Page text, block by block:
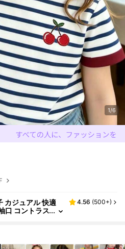
1/6
ジュアル 快適
口 コントラス
4.56 (500+)